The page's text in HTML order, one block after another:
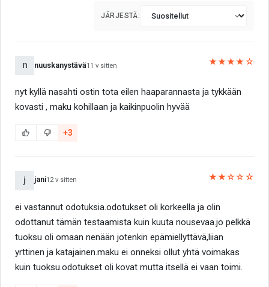
JÄRJESTÄ:
n nuuskanystävä11 v sitten ★★★★☆
nyt kyllä nasahti ostin tota eilen haaparannasta ja tykkään
kovasti , maku kohillaan ja kaikinpuolin hyvää
+3
j jani12 v sitten ★★☆☆☆
ei vastannut odotuksia.odotukset oli korkeella ja olin
odottanut tämän testaamista kuin kuuta nousevaa.jo pelkkä
tuoksu oli omaan nenään jotenkin epämiellyttävä,liian
yrttinen ja katajainen.maku ei onneksi ollut yhtä voimakas
kuin tuoksu.odotukset oli kovat mutta itsellä ei vaan toimi.